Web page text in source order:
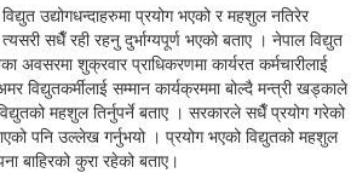
उद्योगधन्दाहरुमा प्रयोग भएको र महशुल नतिरेर
सधैँ रही रहनु दुर्भाग्यपूर्ण भएको बताए । नेपाल विद्युत
अवसरमा शुक्रवार प्राधिकरणमा कार्यरत कर्मचारीलाई
विद्युतकर्मीलाई सम्मान कार्यक्रममा बोल्दै मन्त्री खड्काले
महशुल तिर्नुपर्ने बताए । सरकारले सधैँ प्रयोग गरेको
पनि उल्लेख गर्नुभयो । प्रयोग भएको विद्युतको महशुल
बाहिरको कुरा रहेको बताए।